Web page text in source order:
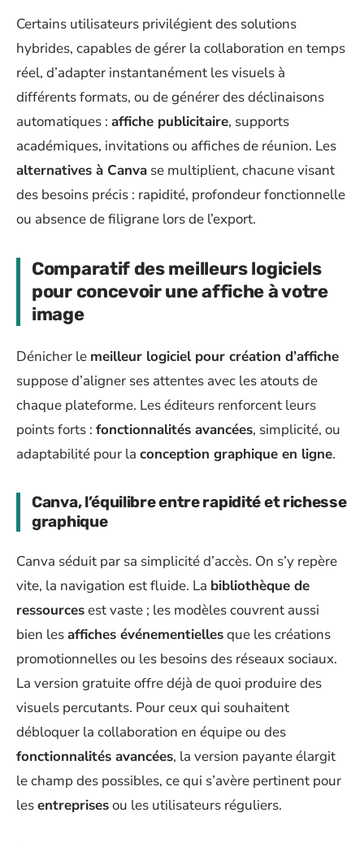
Certains utilisateurs privilégient des solutions
hybrides, capables de gérer la collaboration en temps
réel, d’adapter instantanément les visuels à
différents formats, ou de générer des déclinaisons
automatiques : affiche publicitaire, supports
académiques, invitations ou affiches de réunion. Les
alternatives à Canva se multiplient, chacune visant
des besoins précis : rapidité, profondeur fonctionnelle
ou absence de filigrane lors de l’export.
Comparatif des meilleurs logiciels
pour concevoir une affiche à votre
image
Dénicher le meilleur logiciel pour création d’affiche
suppose d’aligner ses attentes avec les atouts de
chaque plateforme. Les éditeurs renforcent leurs
points forts : fonctionnalités avancées, simplicité, ou
adaptabilité pour la conception graphique en ligne.
Canva, l’équilibre entre rapidité et richesse
graphique
Canva séduit par sa simplicité d’accès. On s’y repère
vite, la navigation est fluide. La bibliothèque de
ressourcesest vaste ; les modèles couvrent aussi
bien lesaffiches événementiellesque les créations
promotionnelles ou les besoins des réseaux sociaux.
La version gratuite offre déjà de quoi produire des
visuels percutants. Pour ceux qui souhaitent
débloquer la collaboration en équipe ou des
fonctionnalités avancées, la version payante élargit
le champ des possibles, ce qui s’avère pertinent pour
lesentreprisesou les utilisateurs réguliers.